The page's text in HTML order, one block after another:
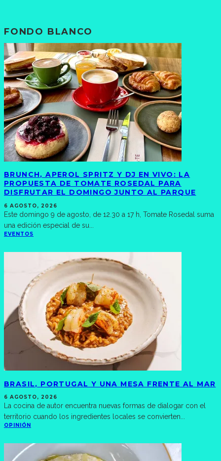
FONDO BLANCO
BRUNCH, APEROL SPRITZ Y DJ EN VIVO: LA
PROPUESTA DE TOMATE ROSEDAL PARA
DISFRUTAR EL DOMINGO JUNTO AL PARQUE
6 AGOSTO, 2026
Este domingo 9 de agosto, de 12.30 a 17 h, Tomate Rosedal suma
una edición especial de su
EVENTOS
BRASIL, PORTUGAL Y UNA MESA FRENTE AL MAR
6 AGOSTO, 2026
La cocina de autor encuentra nuevas formas de dialogar con el
territorio cuando los ingredientes locales se convierten...
OPINIÓN